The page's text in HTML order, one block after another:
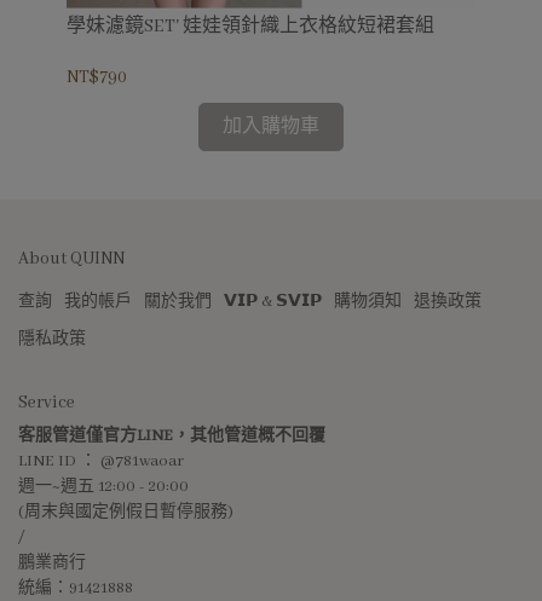
學妹濾鏡SET' 娃娃領針織上衣格紋短裙套組
NT$790
加入購物車
About QUINN
查詢 我的帳戶 關於我們 𝗩𝗜𝗣 & 𝗦𝗩𝗜𝗣 購物須知
退換政策
隱私政策
Service
客服管道僅官方LINE，其他管道概不回覆
LINE ID ： @781waoar
週一~週五 12:00 - 20:00
(周末與國定例假日暫停服務)
/
鵬業商行
統編：91421888